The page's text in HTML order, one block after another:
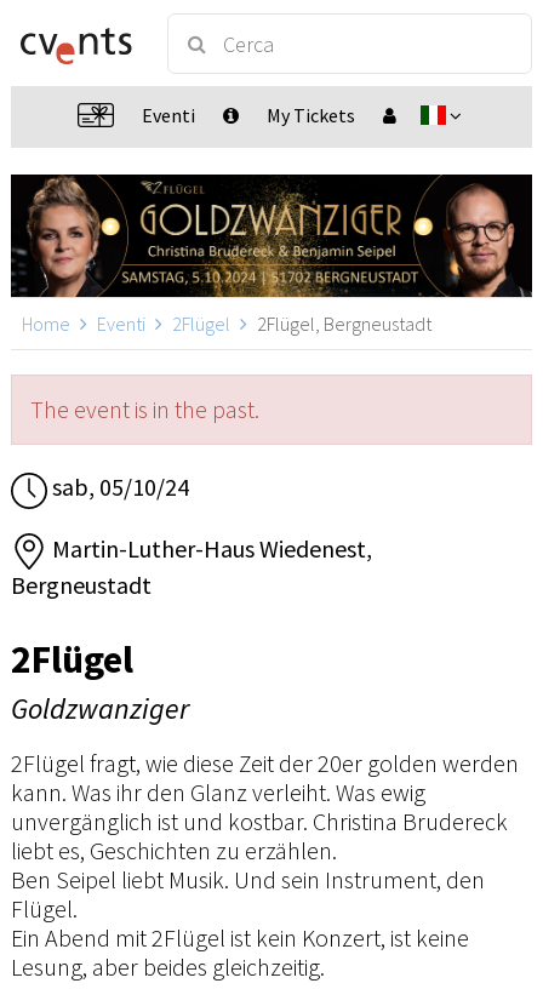
Eventi My Tickets
Home Eventi 2Flügel 2Flügel, Bergneustadt
The event is in the past.
sab, 05/10/24
Martin-Luther-Haus Wiedenest,
Bergneustadt
2Flügel
Goldzwanziger
2Flügel fragt, wie diese Zeit der 20er golden werden
kann. Was ihr den Glanz verleiht. Was ewig
unvergänglich ist und kostbar. Christina Brudereck
liebt es, Geschichten zu erzählen.
Ben Seipel liebt Musik. Und sein Instrument, den
Flügel.
Ein Abend mit 2Flügel ist kein Konzert, ist keine
Lesung, aber beides gleichzeitig.